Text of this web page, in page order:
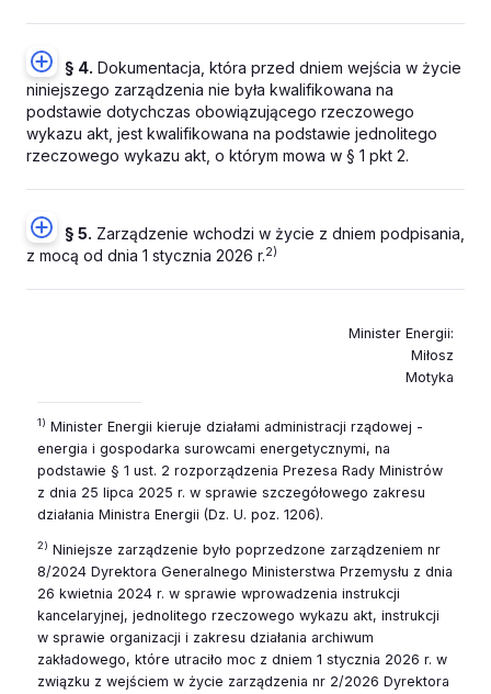
§ 4. Dokumentacja, która przed dniem wejścia w życie
niniejszego zarządzenia nie była kwalifikowana na
podstawie dotychczas obowiązującego rzeczowego
wykazu akt, jest kwalifikowana na podstawie jednolitego
rzeczowego wykazu akt, o którym mowa w § 1 pkt 2.
§ 5. Zarządzenie wchodzi w życie z dniem podpisania,
z mocą od dnia 1 stycznia 2026 r.2)
Minister Energii:
Miłosz
Motyka
1) Minister Energii kieruje działami administracji rządowej -
energia i gospodarka surowcami energetycznymi, na
podstawie § 1 ust. 2 rozporządzenia Prezesa Rady Ministrów
z dnia 25 lipca 2025 r. w sprawie szczegółowego zakresu
działania Ministra Energii (Dz. U. poz. 1206).
2) Niniejsze zarządzenie było poprzedzone zarządzeniem nr
8/2024 Dyrektora Generalnego Ministerstwa Przemysłu z dnia
26 kwietnia 2024 r. w sprawie wprowadzenia instrukcji
kancelaryjnej, jednolitego rzeczowego wykazu akt, instrukcji
w sprawie organizacji i zakresu działania archiwum
zakładowego, które utraciło moc z dniem 1 stycznia 2026 r. w
związku z wejściem w życie zarządzenia nr 2/2026 Dyrektora